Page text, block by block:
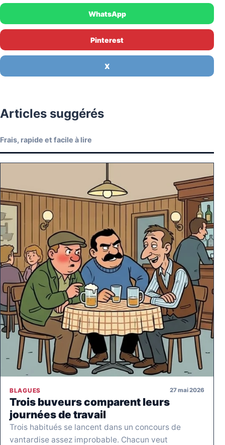
WhatsApp
Pinterest
X
Articles suggérés
Frais, rapide et facile à lire
BLAGUES 27 mai 2026
Trois buveurs comparent leurs
journées de travail
Trois habitués se lancent dans un concours de
vantardise assez improbable. Chacun veut